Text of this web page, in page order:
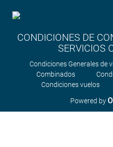
CONDICIONES DE
SERVICIOS
Condiciones Generales de
Combinados
Condiciones vuelos
Powered by